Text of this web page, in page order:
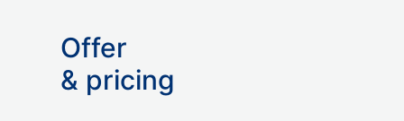
Offer
& pricing